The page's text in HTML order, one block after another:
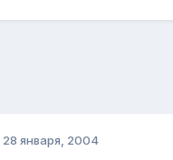
28 января, 2004